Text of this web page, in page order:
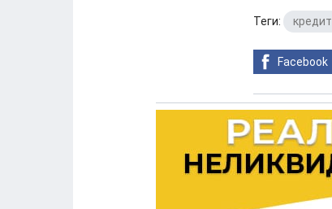
Теги: кредит
Facebook